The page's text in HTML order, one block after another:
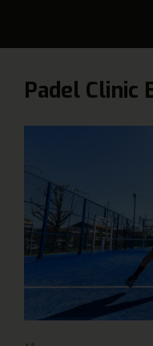
Padel Clinic